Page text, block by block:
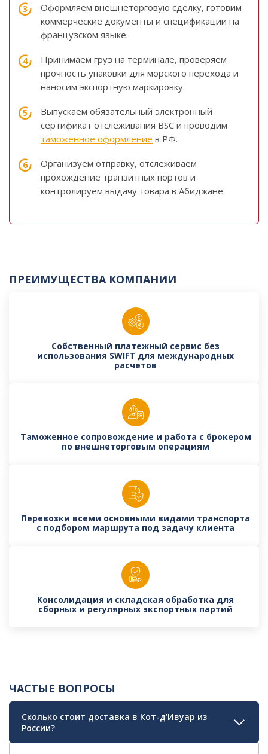
Оформляем внешнеторговую сделку, готовим
коммерческие документы и спецификации на
французском языке.
Принимаем груз на терминале, проверяем
прочность упаковки для морского перехода и
наносим экспортную маркировку.
Выпускаем обязательный электронный
сертификат отслеживания BSC и проводим
таможенное оформление в РФ.
Организуем отправку, отслеживаем
прохождение транзитных портов и
контролируем выдачу товара в Абиджане.
ПРЕИМУЩЕСТВА КОМПАНИИ
Собственный платежный сервис без
использования SWIFT для международных
расчетов
Таможенное сопровождение и работа с брокером
по внешнеторговым операциям
Перевозки всеми основными видами транспорта
с подбором маршрута под задачу клиента
Консолидация и складская обработка для
сборных и регулярных экспортных партий
ЧАСТЫЕ ВОПРОСЫ
Сколько стоит доставка в Кот-д’Ивуар из
России?